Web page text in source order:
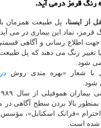
از ایسنا،
قرمز، نماد این بیماری در می
اطلاع رسانی و آگاهی
تغییر رنگ می دهند که پل طبیعت
می شود.
با شعار «بهره مندی روش
شود.
بالا بردن سطح آگاهی در
احترام «فرانک اسکنابل»، مؤسس
شده است.